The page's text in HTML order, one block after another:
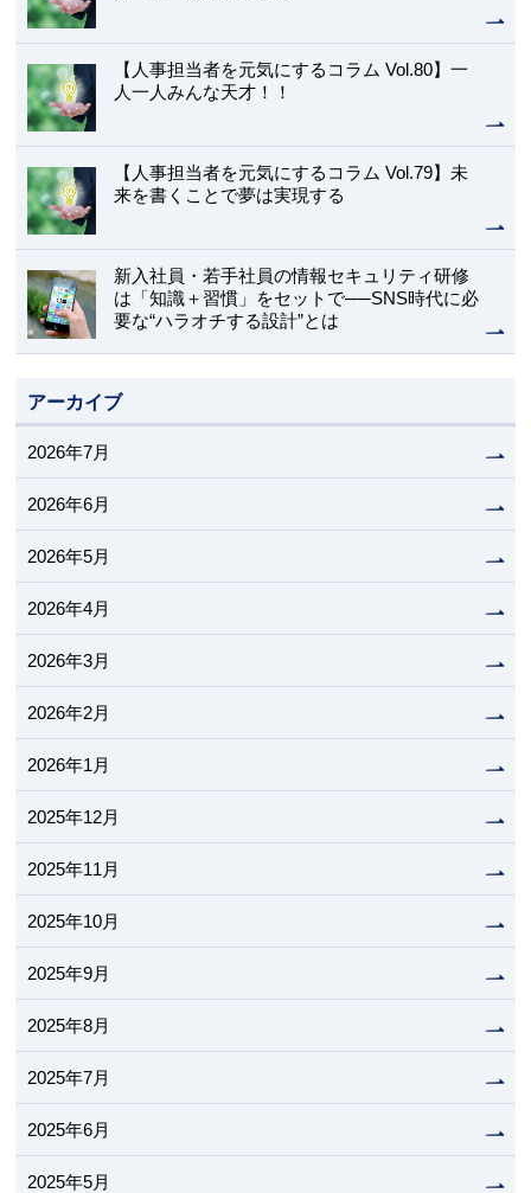
【人事担当者を元気にするコラム Vol.80】一
人一人みんな天才！！
【人事担当者を元気にするコラム Vol.79】未
来を書くことで夢は実現する
新入社員・若手社員の情報セキュリティ研修
は「知識＋習慣」をセットで──SNS時代に必
要な“ハラオチする設計”とは
アーカイブ
2026年7月
2026年6月
2026年5月
2026年4月
2026年3月
2026年2月
2026年1月
2025年12月
2025年11月
2025年10月
2025年9月
2025年8月
2025年7月
2025年6月
2025年5月